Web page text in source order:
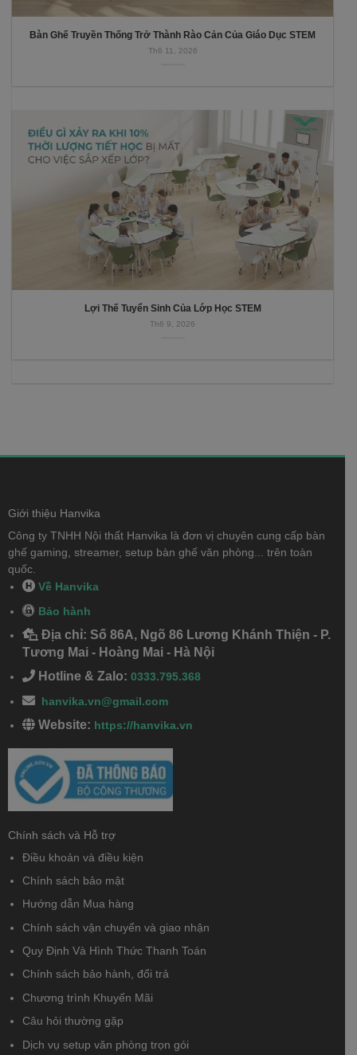
Bàn Ghế Truyền Thống Trở Thành Rào Cản Của Giáo Dục STEM
Th6 11, 2026
Lợi Thế Tuyển Sinh Của Lớp Học STEM
Th6 9, 2026
Giới thiệu Hanvika
Công ty TNHH Nội thất Hanvika là đơn vị chuyên cung cấp bàn
ghế gaming, streamer, setup bàn ghế văn phòng... trên toàn
quốc.
Về Hanvika
Bảo hành
Địa chỉ: Số 86A, Ngõ 86 Lương Khánh Thiện - P.
Tương Mai - Hoàng Mai - Hà Nội
Hotline & Zalo: 0333.795.368
hanvika.vn@gmail.com
Website: https://hanvika.vn
Chính sách và Hỗ trợ
Điều khoản và điều kiện
Chính sách bảo mật
Hướng dẫn Mua hàng
Chính sách vận chuyển và giao nhận
Quy Định Và Hình Thức Thanh Toán
Chính sách bảo hành, đổi trả
Chương trình Khuyến Mãi
Câu hỏi thường gặp
Dịch vụ setup văn phòng trọn gói